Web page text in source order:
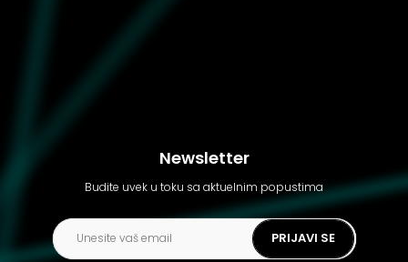
Newsletter
Budite uvek u toku sa aktuelnim popustima
PRIJAVI SE